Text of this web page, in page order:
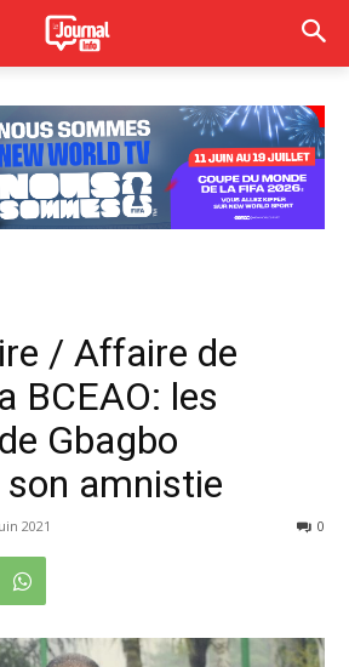
/ Affaire de
BCEAO: les
Gbagbo
amnistie
2021 0